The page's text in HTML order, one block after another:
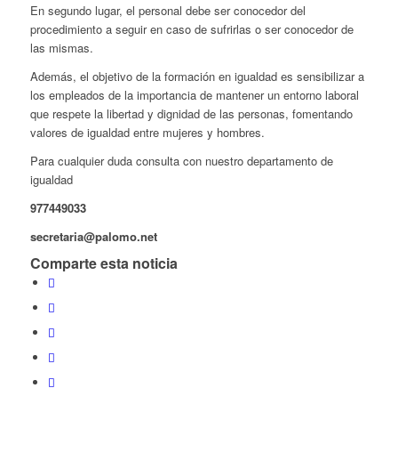
En segundo lugar, el personal debe ser conocedor del
procedimiento a seguir en caso de sufrirlas o ser conocedor de
las mismas.
Además, el objetivo de la formación en igualdad es sensibilizar a
los empleados de la importancia de mantener un entorno laboral
que respete la libertad y dignidad de las personas, fomentando
valores de igualdad entre mujeres y hombres.
Para cualquier duda consulta con nuestro departamento de
igualdad
977449033
secretaria@palomo.net
Comparte esta noticia